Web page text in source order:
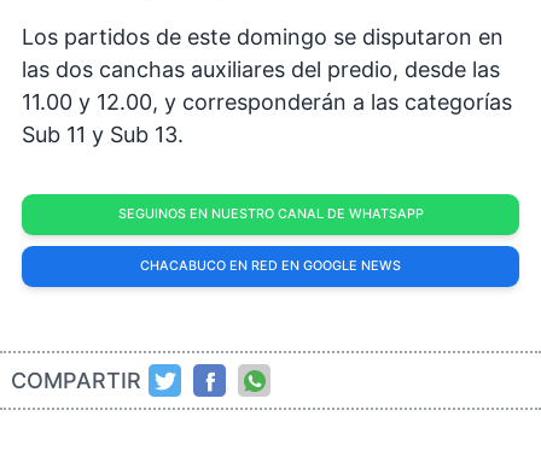
Los partidos de este domingo se disputaron en
las dos canchas auxiliares del predio, desde las
11.00 y 12.00, y corresponderán a las categorías
Sub 11 y Sub 13.
SEGUINOS EN NUESTRO CANAL DE WHATSAPP
CHACABUCO EN RED EN GOOGLE NEWS
COMPARTIR